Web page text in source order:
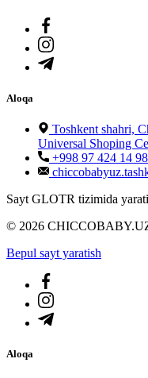
Aloqa
Toshkent shahri,
Universal Shoping
+998 97 424 14 98
Sayt GLOTR tizimida
© 2026
Bepul sayt yaratish
Aloqa